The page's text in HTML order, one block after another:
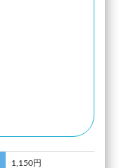
1,150円